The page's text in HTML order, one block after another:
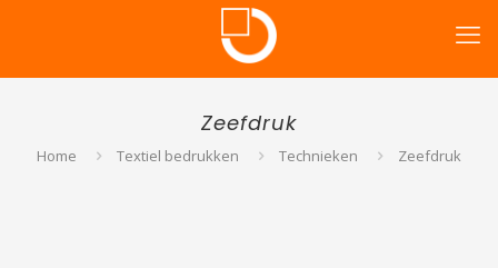
Zeefdruk
Home Textiel bedrukken Technieken Zeefdruk